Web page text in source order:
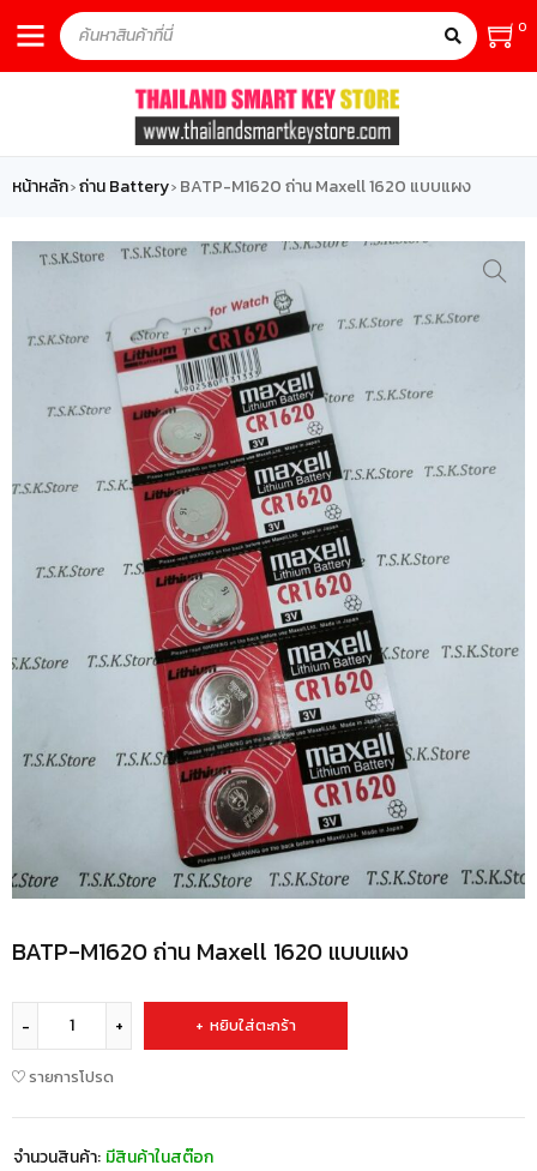
0
หน้าหลัก›ถ่าน Battery› BATP-M1620 ถ่าน Maxell 1620 แบบแผง
BATP-M1620 ถ่าน Maxell 1620 แบบแผง
หยิบใส่ตะกร้า
รายการโปรด
จำนวนสินค้า: มีสินค้าในสต๊อก